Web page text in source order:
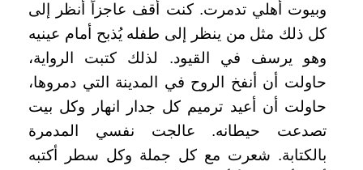
وبيوت أهلي تدمرت. كنت أقف عاجزاً أنظر إلى
كل ذلك مثل من ينظر إلى طفله يُذبح أمام عينيه
وهو يرسف في القيود. لذلك كتبت الرواية،
حاولت أن أنفخ الروح في المدينة التي دمروها،
حاولت أن أعيد ترميم كل جدار انهار وكل بيت
تصدعت حيطانه. عالجت نفسي المدمرة
بالكتابة. شعرت مع كل جملة وكل سطر أكتبه